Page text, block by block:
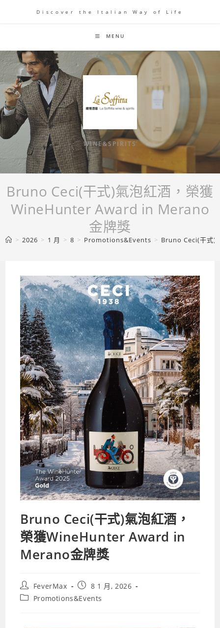
Discover the Italian Way of Life
MENU
WINE&SPIRITS
Bruno Ceci(干式)氣泡紅酒，榮獲
WineHunter Award in Merano
金牌獎
> 2026 > 1 月 > 8 > Promotions&Events > Bruno Ceci(干式)
Bruno Ceci(干式)氣泡紅酒，
榮獲WineHunter Award in
Merano金牌獎
FeverMax
8 1 月, 2026
Promotions&Events